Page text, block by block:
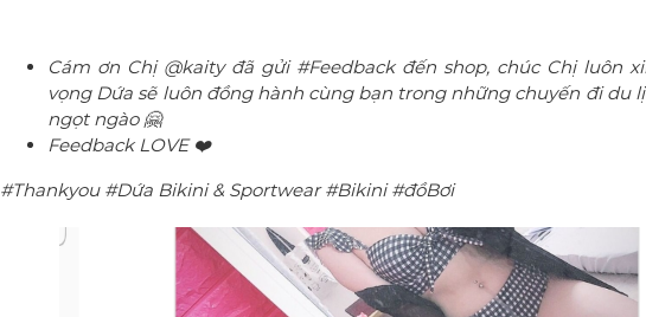
Cám ơn Chị @kaity đã gửi #Feedback đến shop, chúc Chị luôn
vọng Dứa sẽ luôn đồng hành cùng bạn trong những chuyến đi du
ngọt ngào 🤗
Feedback LOVE ❤️
#Thankyou #Dứa Bikini & Sportwear #Bikini #đồBơi